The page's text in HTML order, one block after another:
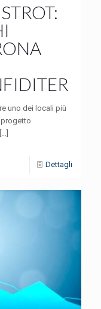
uno dei locali più
Dettagli